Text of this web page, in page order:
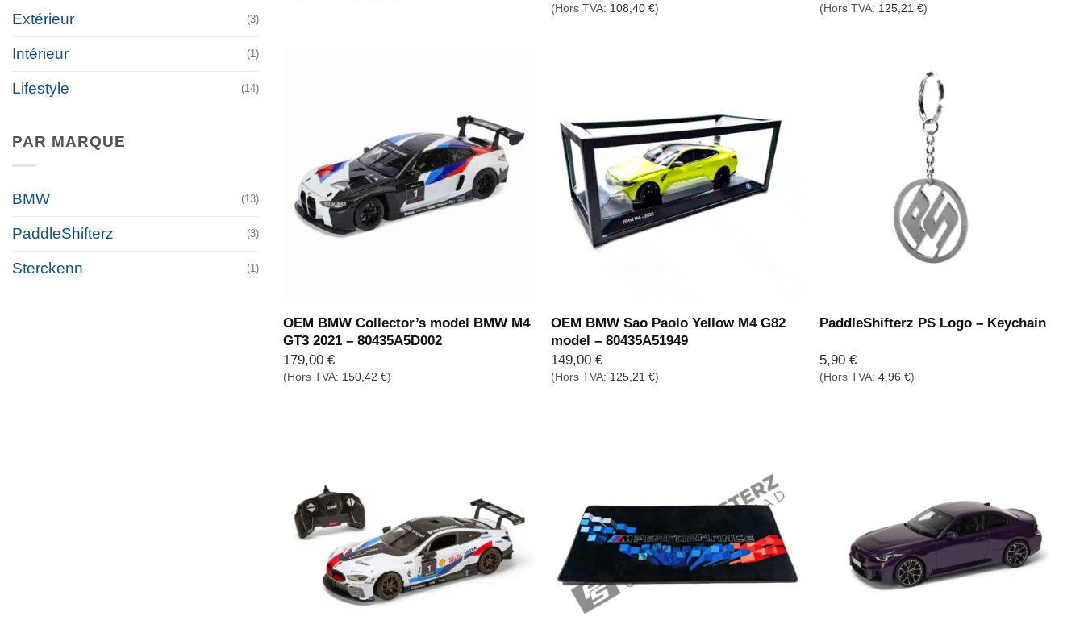
Extérieur (3)
Intérieur (1)
Lifestyle (14)
PAR MARQUE
BMW (13)
PaddleShifterz (3)
Sterckenn (1)
(Hors TVA: 108,40€) (Hors TVA: 125,21€)
OEM BMW Collector’s model BMW M4
GT3 2021 – 80435A5D002
179,00 €
(Hors TVA: 150,42 €)
OEM BMW Sao Paolo Yellow M4 G82
model – 80435A51949
149,00€
(Hors TVA: 125,21€)
PaddleShifterz PS Logo – Keychain
5,90€
(Hors TVA:4,96€)